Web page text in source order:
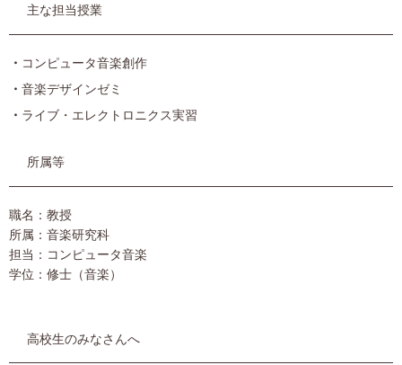
主な担当授業
コンピュータ音楽創作
音楽デザインゼミ
ライブ・エレクトロニクス実習
所属等
職名：教授
所属：音楽研究科
担当：コンピュータ音楽
学位：修士（音楽）
高校生のみなさんへ